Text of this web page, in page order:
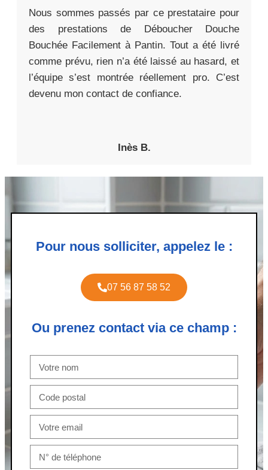
Nous sommes passés par ce prestataire pour
des prestations de Déboucher Douche
Bouchée Facilement à Pantin. Tout a été livré
comme prévu, rien n’a été laissé au hasard, et
l’équipe s’est montrée réellement pro. C’est
devenu mon contact de confiance.
Inès B.
Pour nous solliciter, appelez le :
07 56 87 58 52
Ou prenez contact via ce champ :